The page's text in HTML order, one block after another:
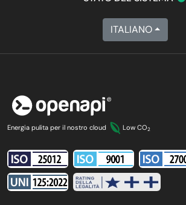
ITALIANO
Energia pulita per il nostro cloud Low CO2